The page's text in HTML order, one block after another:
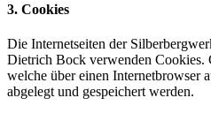
3. Cookies
Die Internetseiten der
Dietrich Bock verwenden Cookies.
welche über einen Internetbrowser
abgelegt und gespeichert werden.